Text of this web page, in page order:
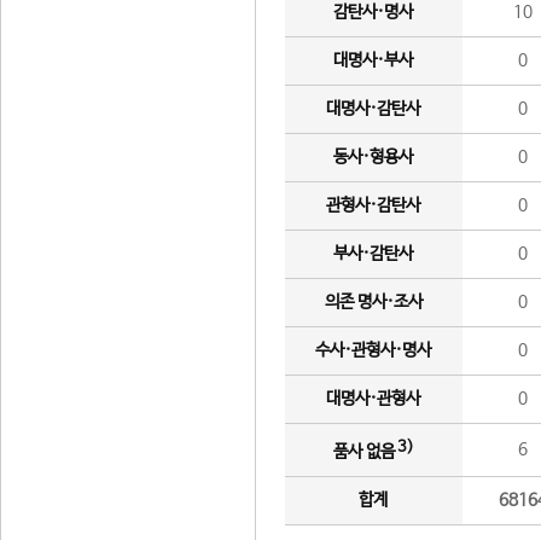
감탄사·명사 10
대명사·부사 0
대명사·감탄사 0
동사·형용사 0
관형사·감탄사 0
부사·감탄사 0
의존 명사·조사 0
수사·관형사·명사 0
대명사·관형사 0
품사 없음3) 6
합계